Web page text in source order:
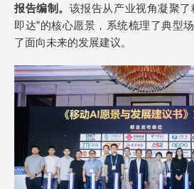
报告编制。 该报告从产业视角凝聚
即达”的核心愿景，系统梳理了典型
了面向未来的发展建议。